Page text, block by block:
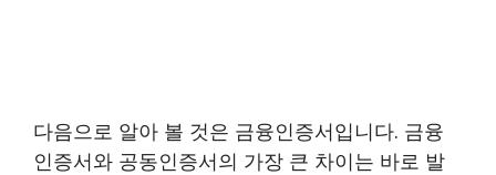
다음으로 알아 볼 것은 금융인증서입니다. 금융
인증서와 공동인증서의 가장 큰 차이는 바로 발